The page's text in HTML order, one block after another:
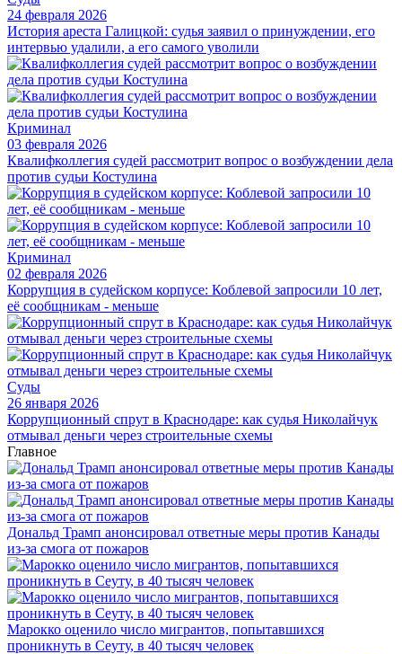
24 февраля 2026
История ареста Галицкой: судья заявил о принуждении, его
интервью удалили, а его самого уволили
Криминал
03 февраля 2026
Квалифколлегия судей рассмотрит вопрос о возбуждении дела
против судьи Костулина
Криминал
02 февраля 2026
Коррупция в судейском корпусе: Коблевой запросили 10 лет,
её сообщникам - меньше
Суды
26 января 2026
Коррупционный спрут в Краснодаре: как судья Николайчук
отмывал деньги через строительные схемы
Главное
Дональд Трамп анонсировал ответные меры против Канады
из-за смога от пожаров
Марокко оценило число мигрантов, попытавшихся
проникнуть в Сеуту, в 40 тысяч человек